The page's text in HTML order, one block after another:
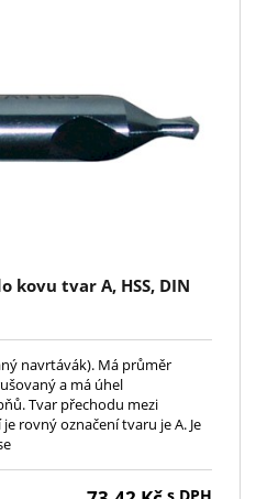
tvar A, HSS, DIN
navrtávák). Má průměr
a má úhel
Tvar přechodu mezi
rovný označení tvaru je A. Je